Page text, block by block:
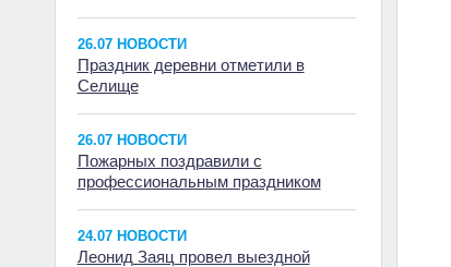
26.07 НОВОСТИ
Праздник деревни отметили в
Селище
26.07 НОВОСТИ
Пожарных поздравили с
профессиональным праздником
24.07 НОВОСТИ
Леонид Заяц провел выездной